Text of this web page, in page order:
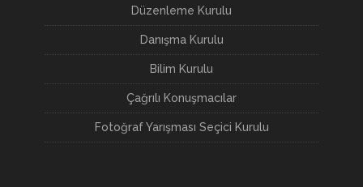
Düzenleme Kurulu
Danışma Kurulu
Bilim Kurulu
Çağrılı Konuşmacılar
Fotoğraf Yarışması Seçici Kurulu